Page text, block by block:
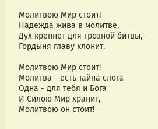
Молитвою Мир стоит!
Надежда жива в молитве,
Дух крепнет для грозной битвы,
Гордыня главу клонит.
Молитвою Мир стоит!
Молитва - есть тайна слога
Одна - для тебя и Бога
И Силою Мир хранит,
Молитвою он стоит!